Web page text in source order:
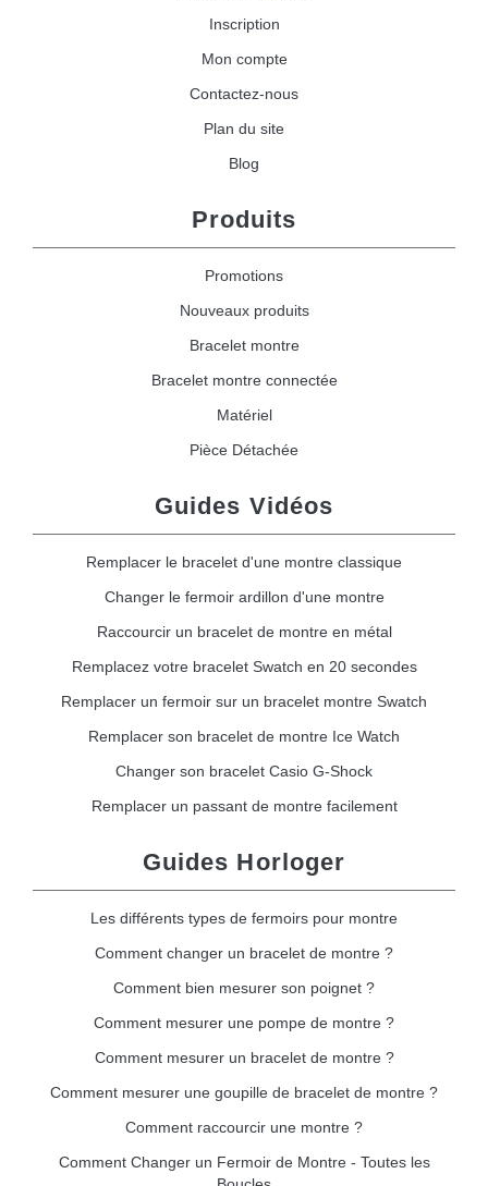
Inscription
Mon compte
Contactez-nous
Plan du site
Blog
Produits
Promotions
Nouveaux produits
Bracelet montre
Bracelet montre connectée
Matériel
Pièce Détachée
Guides Vidéos
Remplacer le bracelet d'une montre classique
Changer le fermoir ardillon d'une montre
Raccourcir un bracelet de montre en métal
Remplacez votre bracelet Swatch en 20 secondes
Remplacer un fermoir sur un bracelet montre Swatch
Remplacer son bracelet de montre Ice Watch
Changer son bracelet Casio G-Shock
Remplacer un passant de montre facilement
Guides Horloger
Les différents types de fermoirs pour montre
Comment changer un bracelet de montre ?
Comment bien mesurer son poignet ?
Comment mesurer une pompe de montre ?
Comment mesurer un bracelet de montre ?
Comment mesurer une goupille de bracelet de montre ?
Comment raccourcir une montre ?
Comment Changer un Fermoir de Montre - Toutes les